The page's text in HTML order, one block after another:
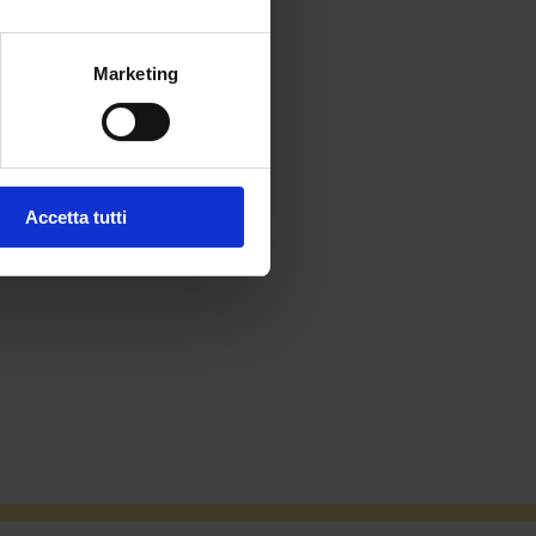
Marketing
Accetta tutti